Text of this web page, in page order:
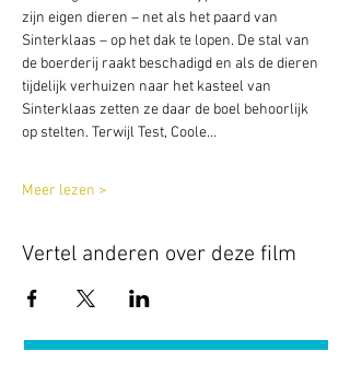
zijn eigen dieren – net als het paard van
Sinterklaas – op het dak te lopen. De stal van
de boerderij raakt beschadigd en als de dieren
tijdelijk verhuizen naar het kasteel van
Sinterklaas zetten ze daar de boel behoorlijk
op stelten. Terwijl Test, Coole…
Meer lezen >
Vertel anderen over deze film